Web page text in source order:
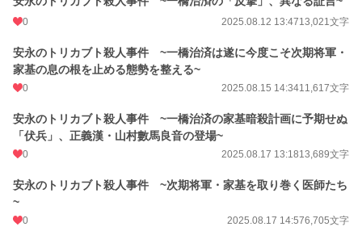
0 2025.08.12 13:4713,021文字
安永のトリカブト殺人事件 ~一橋治済は遂に今度こそ次期将軍・
家基の息の根を止める態勢を整える~
0 2025.08.15 14:3411,617文字
安永のトリカブト殺人事件 ~一橋治済の家基暗殺計画に予期せぬ
「伏兵」、正義漢・山村數馬良音の登場~
0 2025.08.17 13:1813,689文字
安永のトリカブト殺人事件 ~次期将軍・家基を取り巻く医師たち
~
0 2025.08.17 14:576,705文字